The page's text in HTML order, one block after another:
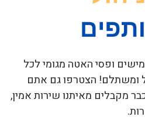
ופסי האטה מגומי לכל
ומשתלם! הצטרפו גם אתם
מקבלים מאיתנו שירות אמין,